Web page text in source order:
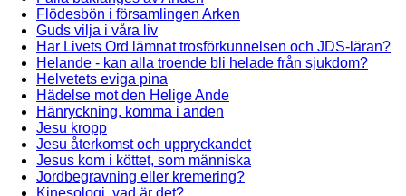
Flödesbön i församlingen Arken
Guds vilja i våra liv
Har Livets Ord lämnat trosförkunnelsen och JDS-läran?
Helande - kan alla troende bli helade från sjukdom?
Helvetets eviga pina
Hädelse mot den Helige Ande
Hänryckning, komma i anden
Jesu kropp
Jesu återkomst och uppryckandet
Jesus kom i köttet, som människa
Jordbegravning eller kremering?